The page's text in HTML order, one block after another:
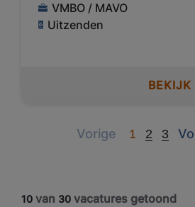
VMBO / MAVO
Uitzenden
BEKIJK
Vorige Previous
1 2 3
10 van 30 vacatures getoond